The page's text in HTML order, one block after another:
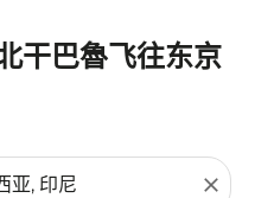
干巴魯飞往东京
close
。请调整您的筛选条件。